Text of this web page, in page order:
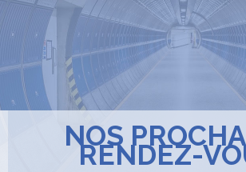
NOS
RENDEZ-